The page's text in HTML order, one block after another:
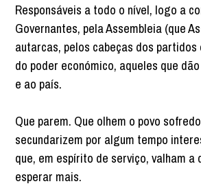
Responsáveis a todo o nível, logo a
Governantes, pela Assembleia (que
autarcas, pelos cabeças dos
do poder económico, aqueles que
e ao país.
Que parem. Que olhem o povo
secundarizem por algum tempo
que, em espírito de serviço, valham a
esperar mais.